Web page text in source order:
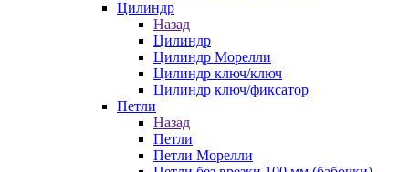
Цилиндр
Назад
Цилиндр
Цилиндр Морелли
Цилиндр ключ/ключ
Цилиндр ключ/фиксатор
Петли
Назад
Петли
Петли Морелли